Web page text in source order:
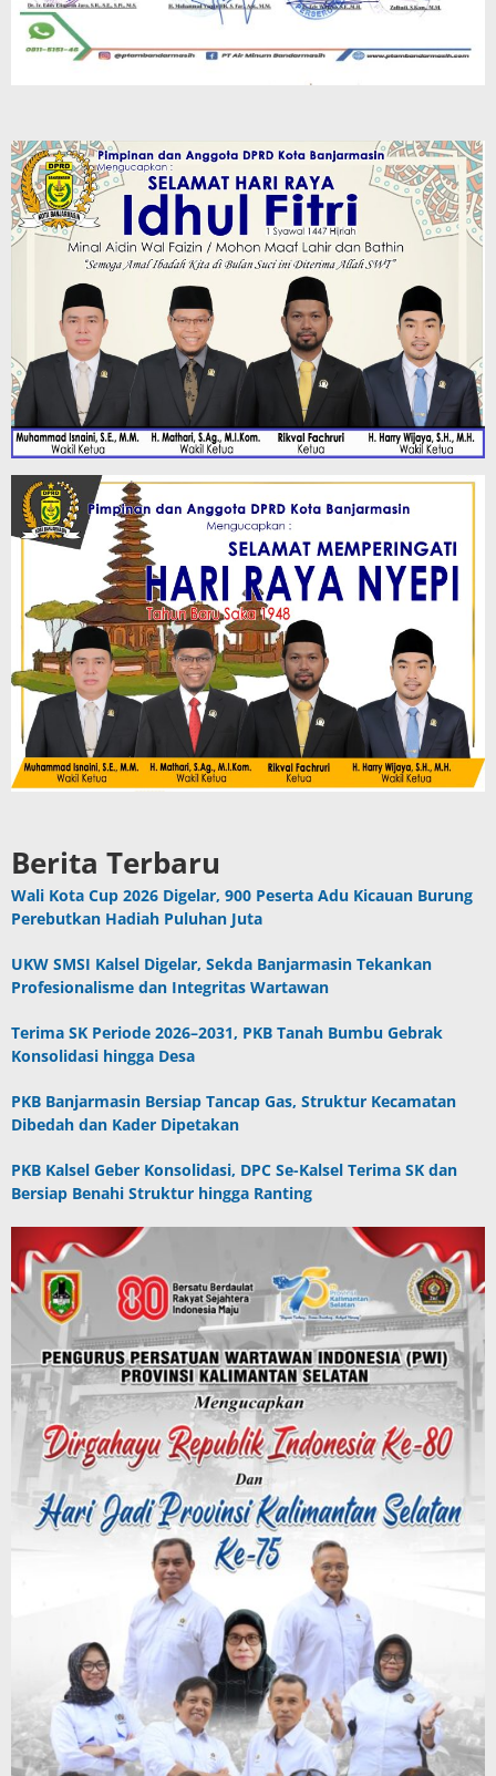
Berita Terbaru
Wali Kota Cup 2026 Digelar, 900 Peserta Adu Kicauan Burung
Perebutkan Hadiah Puluhan Juta
UKW SMSI Kalsel Digelar, Sekda Banjarmasin Tekankan
Profesionalisme dan Integritas Wartawan
Terima SK Periode 2026–2031, PKB Tanah Bumbu Gebrak
Konsolidasi hingga Desa
PKB Banjarmasin Bersiap Tancap Gas, Struktur Kecamatan
Dibedah dan Kader Dipetakan
PKB Kalsel Geber Konsolidasi, DPC Se-Kalsel Terima SK dan
Bersiap Benahi Struktur hingga Ranting